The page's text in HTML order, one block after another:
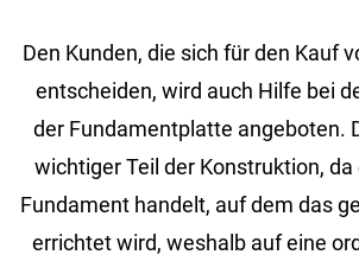
Den Kunden, die sich für den Kauf
entscheiden, wird auch Hilfe bei
der Fundamentplatte angeboten.
wichtiger Teil der Konstruktion,
Fundament handelt, auf dem das
errichtet wird, weshalb auf eine